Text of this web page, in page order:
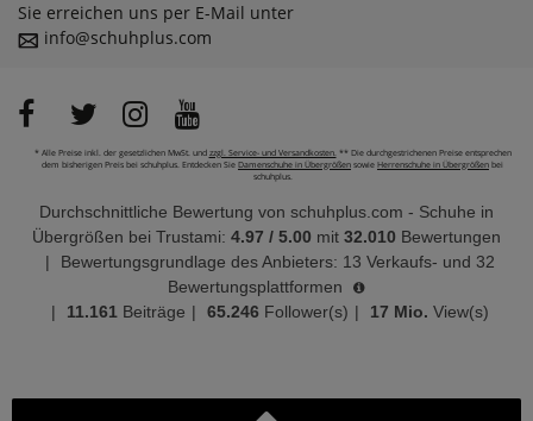
Sie erreichen uns per E-Mail unter
info@schuhplus.com
* Alle Preise inkl. der gesetzlichen MwSt. und zzgl. Service- und Versandkosten. ** Die durchgestrichenen Preise entsprechen
dem bisherigen Preis bei schuhplus. Entdecken Sie Damenschuhe in Übergrößen sowie Herrenschuhe in Übergrößen bei
schuhplus.
Durchschnittliche Bewertung von schuhplus.com - Schuhe in
Übergrößen bei Trustami: 4.97 / 5.00 mit 32.010 Bewertungen
|
Bewertungsgrundlage des Anbieters: 13 Verkaufs- und 32
Bewertungsplattformen
|
11.161 Beiträge | 65.246 Follower(s) | 17 Mio. View(s)